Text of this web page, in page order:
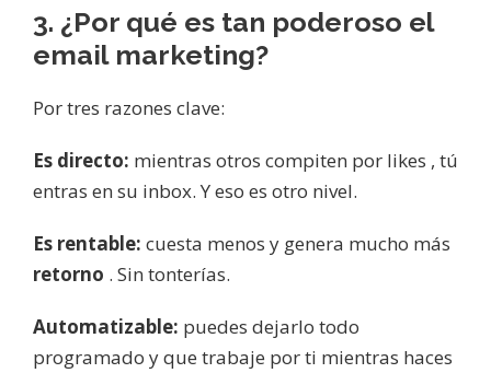
3. ¿Por qué es tan poderoso el
email marketing?
Por tres razones clave:
Es directo: mientras otros compiten por likes , tú
entras en su inbox. Y eso es otro nivel.
Es rentable: cuesta menos y genera mucho más
retorno . Sin tonterías.
Automatizable: puedes dejarlo todo
programado y que trabaje por ti mientras haces